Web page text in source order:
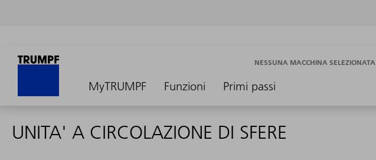
MyTRUMPF Funzioni Primi passi
NESSUNA MACCHINA SELEZIONATA
UNITA' A CIRCOLAZIONE DI SFERE